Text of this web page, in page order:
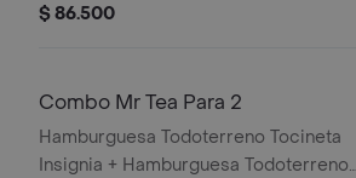
+ 2 papas grandes + 2 bebidas
$ 86.500
Combo Mr Tea Para 2
Hamburguesa Todoterreno Tocineta
Insignia + Hamburguesa Todoterreno